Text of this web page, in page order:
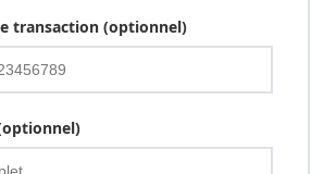
transaction (optionnel)